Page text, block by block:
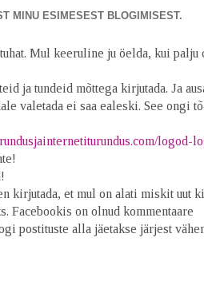
MINU ESIMESEST BLOGIMISEST.
Mul keeruline ju öelda, kui palju
ja tundeid mõttega kirjutada. Ja
valetada ei saa ealeski. See ongi
logod-
kirjutada, et mul on alati miskit uut
Facebookis on olnud kommentaare
postituste alla jäetakse järjest